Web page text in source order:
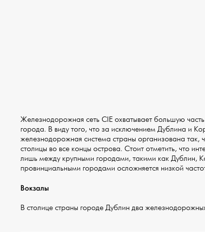
Железнодорожная сеть CIE охватывает большую
города. В виду того, что за исключением Дублина и
железнодорожная система страны организована так,
столицы во все концы острова. Стоит отметить, что
лишь между крупными городами, такими как Дублин,
провинциальными городами осложняется низкой
Вокзалы
В столице страны городе Дублин два